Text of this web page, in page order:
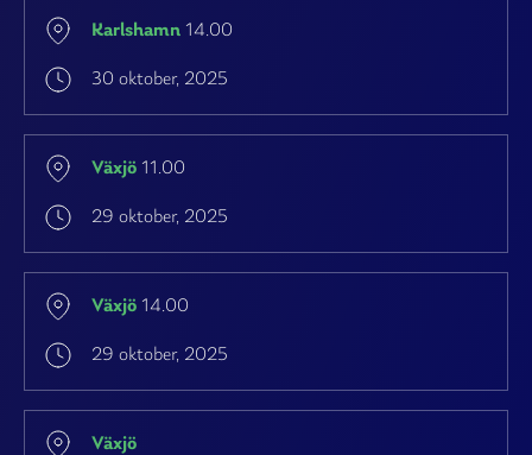
Karlshamn 14.00
30 oktober, 2025
Växjö 11.00
29 oktober, 2025
Växjö 14.00
29 oktober, 2025
Växjö